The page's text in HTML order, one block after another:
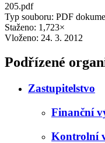
205.pdf
Typ souboru: PDF
Staženo: 1,723×
Vloženo: 24. 3. 2012
Podřízené
Zastupitelstvo
Finanční
Kontrolní